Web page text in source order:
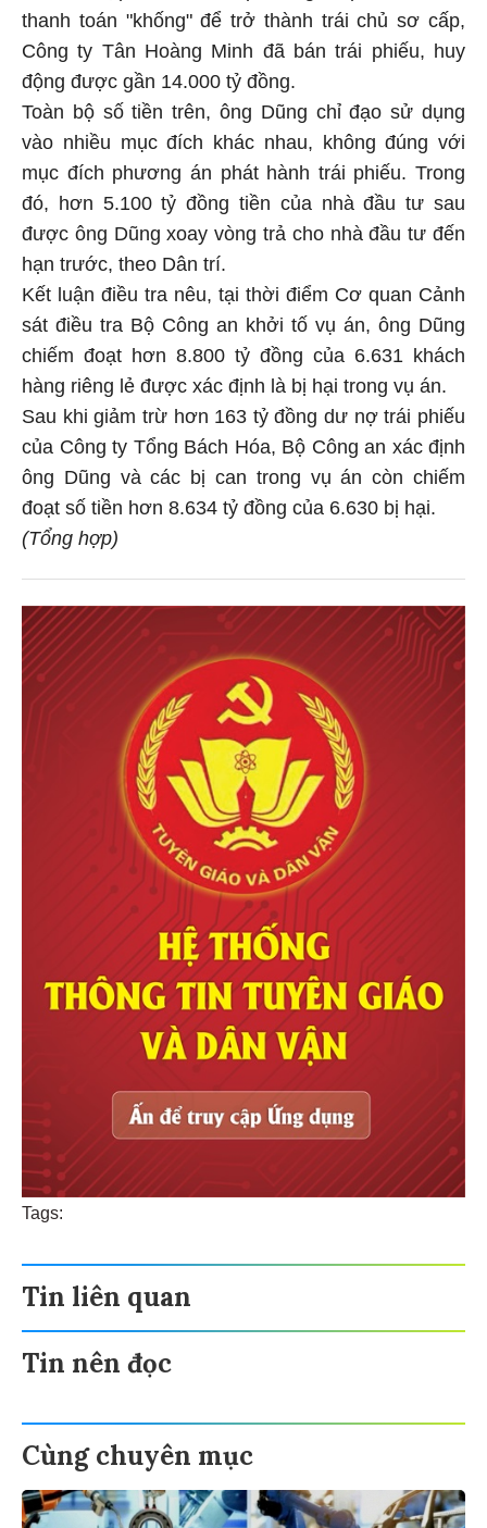
thanh toán "khống" để trở thành trái chủ sơ cấp,
Công ty Tân Hoàng Minh đã bán trái phiếu, huy
động được gần 14.000 tỷ đồng.
Toàn bộ số tiền trên, ông Dũng chỉ đạo sử dụng
vào nhiều mục đích khác nhau, không đúng với
mục đích phương án phát hành trái phiếu. Trong
đó, hơn 5.100 tỷ đồng tiền của nhà đầu tư sau
được ông Dũng xoay vòng trả cho nhà đầu tư đến
hạn trước, theo Dân trí.
Kết luận điều tra nêu, tại thời điểm Cơ quan Cảnh
sát điều tra Bộ Công an khởi tố vụ án, ông Dũng
chiếm đoạt hơn 8.800 tỷ đồng của 6.631 khách
hàng riêng lẻ được xác định là bị hại trong vụ án.
Sau khi giảm trừ hơn 163 tỷ đồng dư nợ trái phiếu
của Công ty Tổng Bách Hóa, Bộ Công an xác định
ông Dũng và các bị can trong vụ án còn chiếm
đoạt số tiền hơn 8.634 tỷ đồng của 6.630 bị hại.
(Tổng hợp)
Tags:
Tin liên quan
Tin nên đọc
Cùng chuyên mục